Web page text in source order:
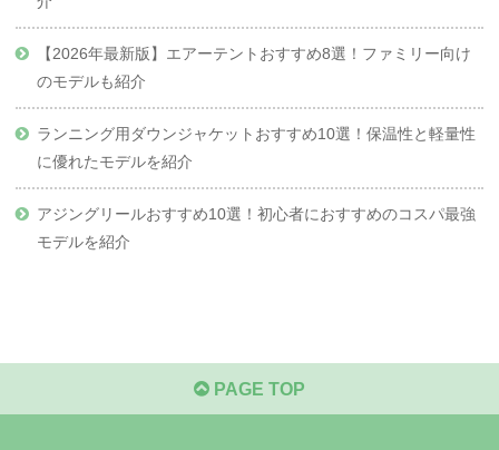
【2026年最新版】エアーテントおすすめ8選！ファミリー向け
のモデルも紹介
ランニング用ダウンジャケットおすすめ10選！保温性と軽量性
に優れたモデルを紹介
アジングリールおすすめ10選！初心者におすすめのコスパ最強
モデルを紹介
PAGE TOP